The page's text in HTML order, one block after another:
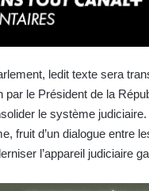
ledit texte sera
par le Président de la
le système
fruit d’un dialogue entre
l’appareil judiciaire